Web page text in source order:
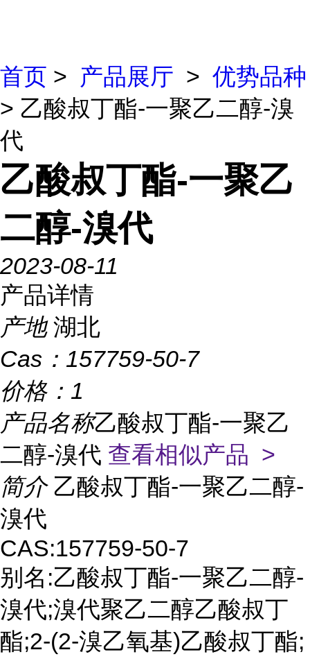
首页 > 产品展厅 > 优势品种
> 乙酸叔丁酯-一聚乙二醇-溴
代
乙酸叔丁酯-一聚乙
二醇-溴代
2023-08-11
产品详情
产地 湖北
Cas： 157759-50-7
价格： 1
产品名称乙酸叔丁酯-一聚乙
二醇-溴代 查看相似产品 >
简介 乙酸叔丁酯-一聚乙二醇-
溴代
CAS:157759-50-7
别名:乙酸叔丁酯-一聚乙二醇-
溴代;溴代聚乙二醇乙酸叔丁
酯;2-(2-溴乙氧基)乙酸叔丁酯;